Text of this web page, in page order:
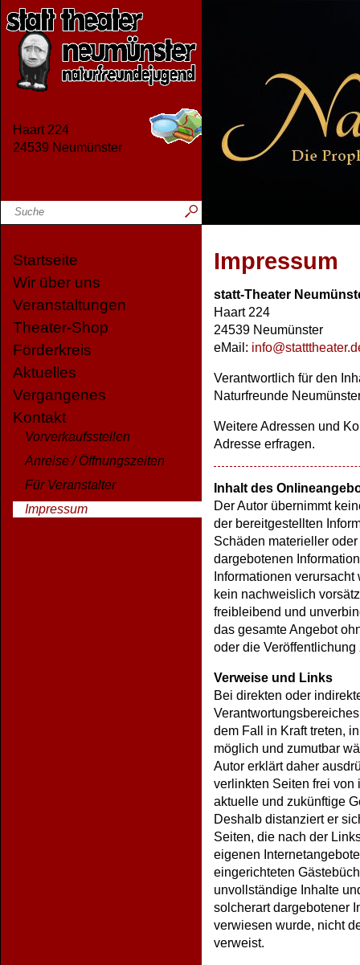
Haart 224
24539 Neumünster
Startseite
Wir über uns
Veranstaltungen
Theater-Shop
Förderkreis
Aktuelles
Vergangenes
Kontakt
Vorverkaufsstellen
Anreise / Öffnungszeiten
Für Veranstalter
Impressum
Impressum
statt-Theater
Haart 224
24539 Neumünster
eMail: info@
Verantwortlich für den
Naturfreunde
Weitere Adressen und
Adresse erfragen.
Inhalt des
Der Autor übernimmt
der bereitgestellten
Schäden materieller
dargebotenen
Informationen
kein nachweislich
freibleibend und
das gesamte Angebot
oder die
Verweise und Links
Bei direkten oder
dem Fall in Kraft treten,
möglich und zumutbar
Autor erklärt daher
verlinkten Seiten frei von
aktuelle und zukünftige
Deshalb distanziert er
Seiten, die nach der
eigenen
eingerichteten
unvollständige Inhalte
solcherart dargebotener
verwiesen wurde, nicht
verweist.